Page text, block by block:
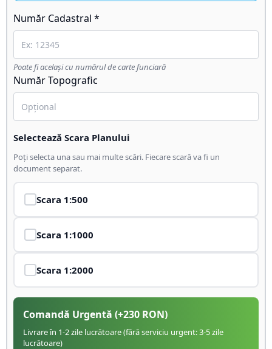
Număr Cadastral *
Poate fi același cu numărul de carte funciară
Număr Topografic
Selectează Scara Planului
Poți selecta una sau mai multe scări. Fiecare scară va fi un
document separat.
Scara 1:500
Scara 1:1000
Scara 1:2000
Comandă Urgentă (+230 RON)
Livrare în 1-2 zile lucrătoare (fără serviciu urgent: 3-5 zile
lucrătoare)